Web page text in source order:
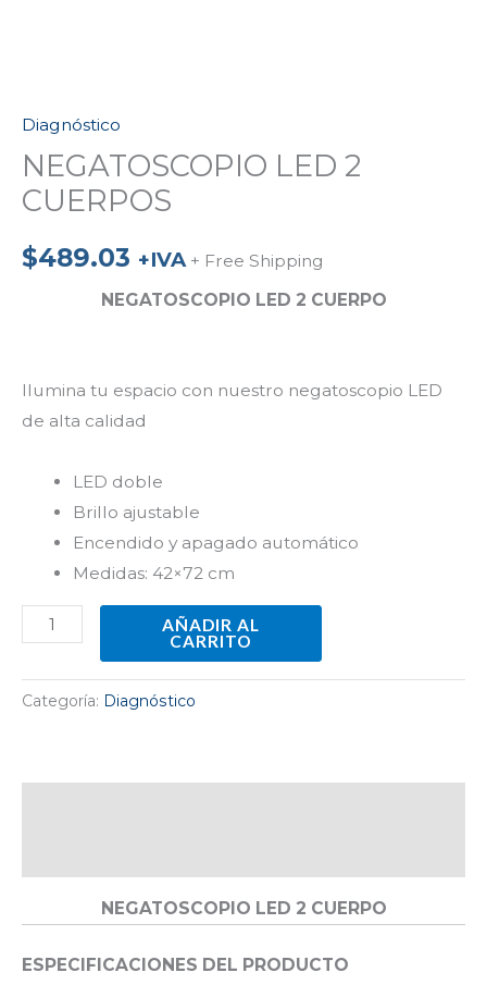
Diagnóstico
NEGATOSCOPIO LED 2
CUERPOS
$489.03 +IVA + Free Shipping
NEGATOSCOPIO LED 2 CUERPO
Ilumina tu espacio con nuestro ​negatoscopio LED
de alta calidad
LED doble
Brillo ajustable
Encendido y apagado automático
Medidas: 42×72 cm
AÑADIR AL
CARRITO
Categoría: Diagnóstico
NEGATOSCOPIO LED 2 CUERPO
ESPECIFICACIONES DEL PRODUCTO